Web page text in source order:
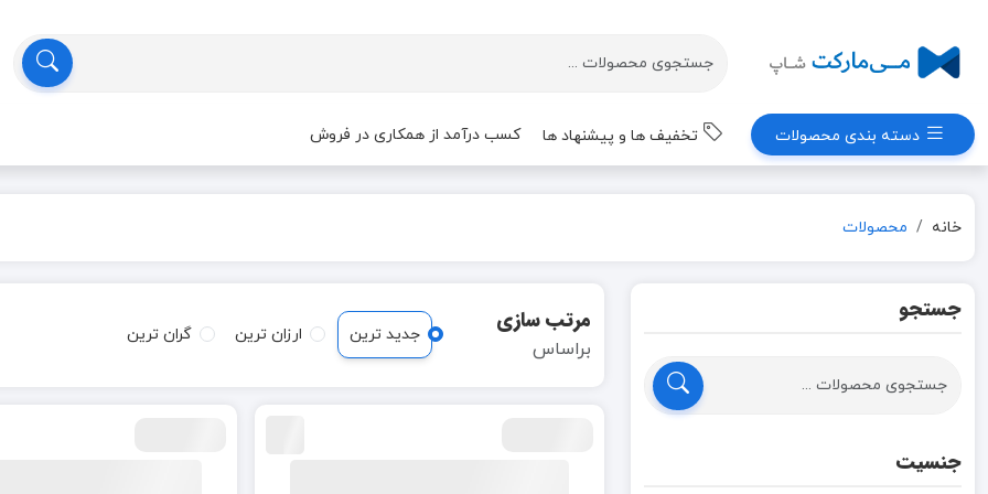
دسته بندی محصولات تخفیف ها و پیشنهاد ها کسب درآمد از همکاری در فروش
خانه محصولات
جستجو
جنسیت
مرتب سازی
براساس
جدید ترین ارزان ترین گران ترین